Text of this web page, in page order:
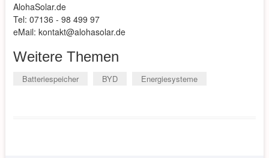
AlohaSolar.de
Tel: 07136 - 98 499 97
eMail: kontakt@alohasolar.de
Weitere Themen
Batteriespeicher BYD Energiesysteme